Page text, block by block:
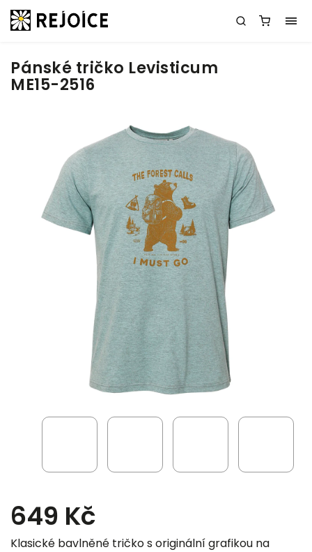
Pánské tričko Levisticum
ME15-2516
649 Kč
Klasické bavlněné tričko s originální grafikou na